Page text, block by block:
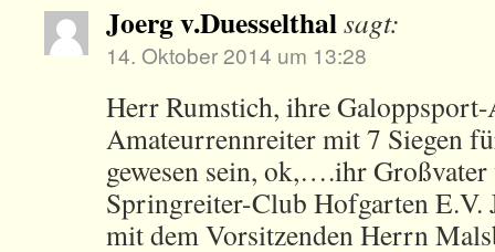
Joerg v.Duesselthalsagt:
14. Oktober 2014 um 13:28
Herr Rumstich, ihre Galoppsport-
Amateurrennreiter mit 7 Siegen
gewesen sein, ok,….ihr
Springreiter-Club Hofgarten E.V.
mit dem Vorsitzenden Herrn